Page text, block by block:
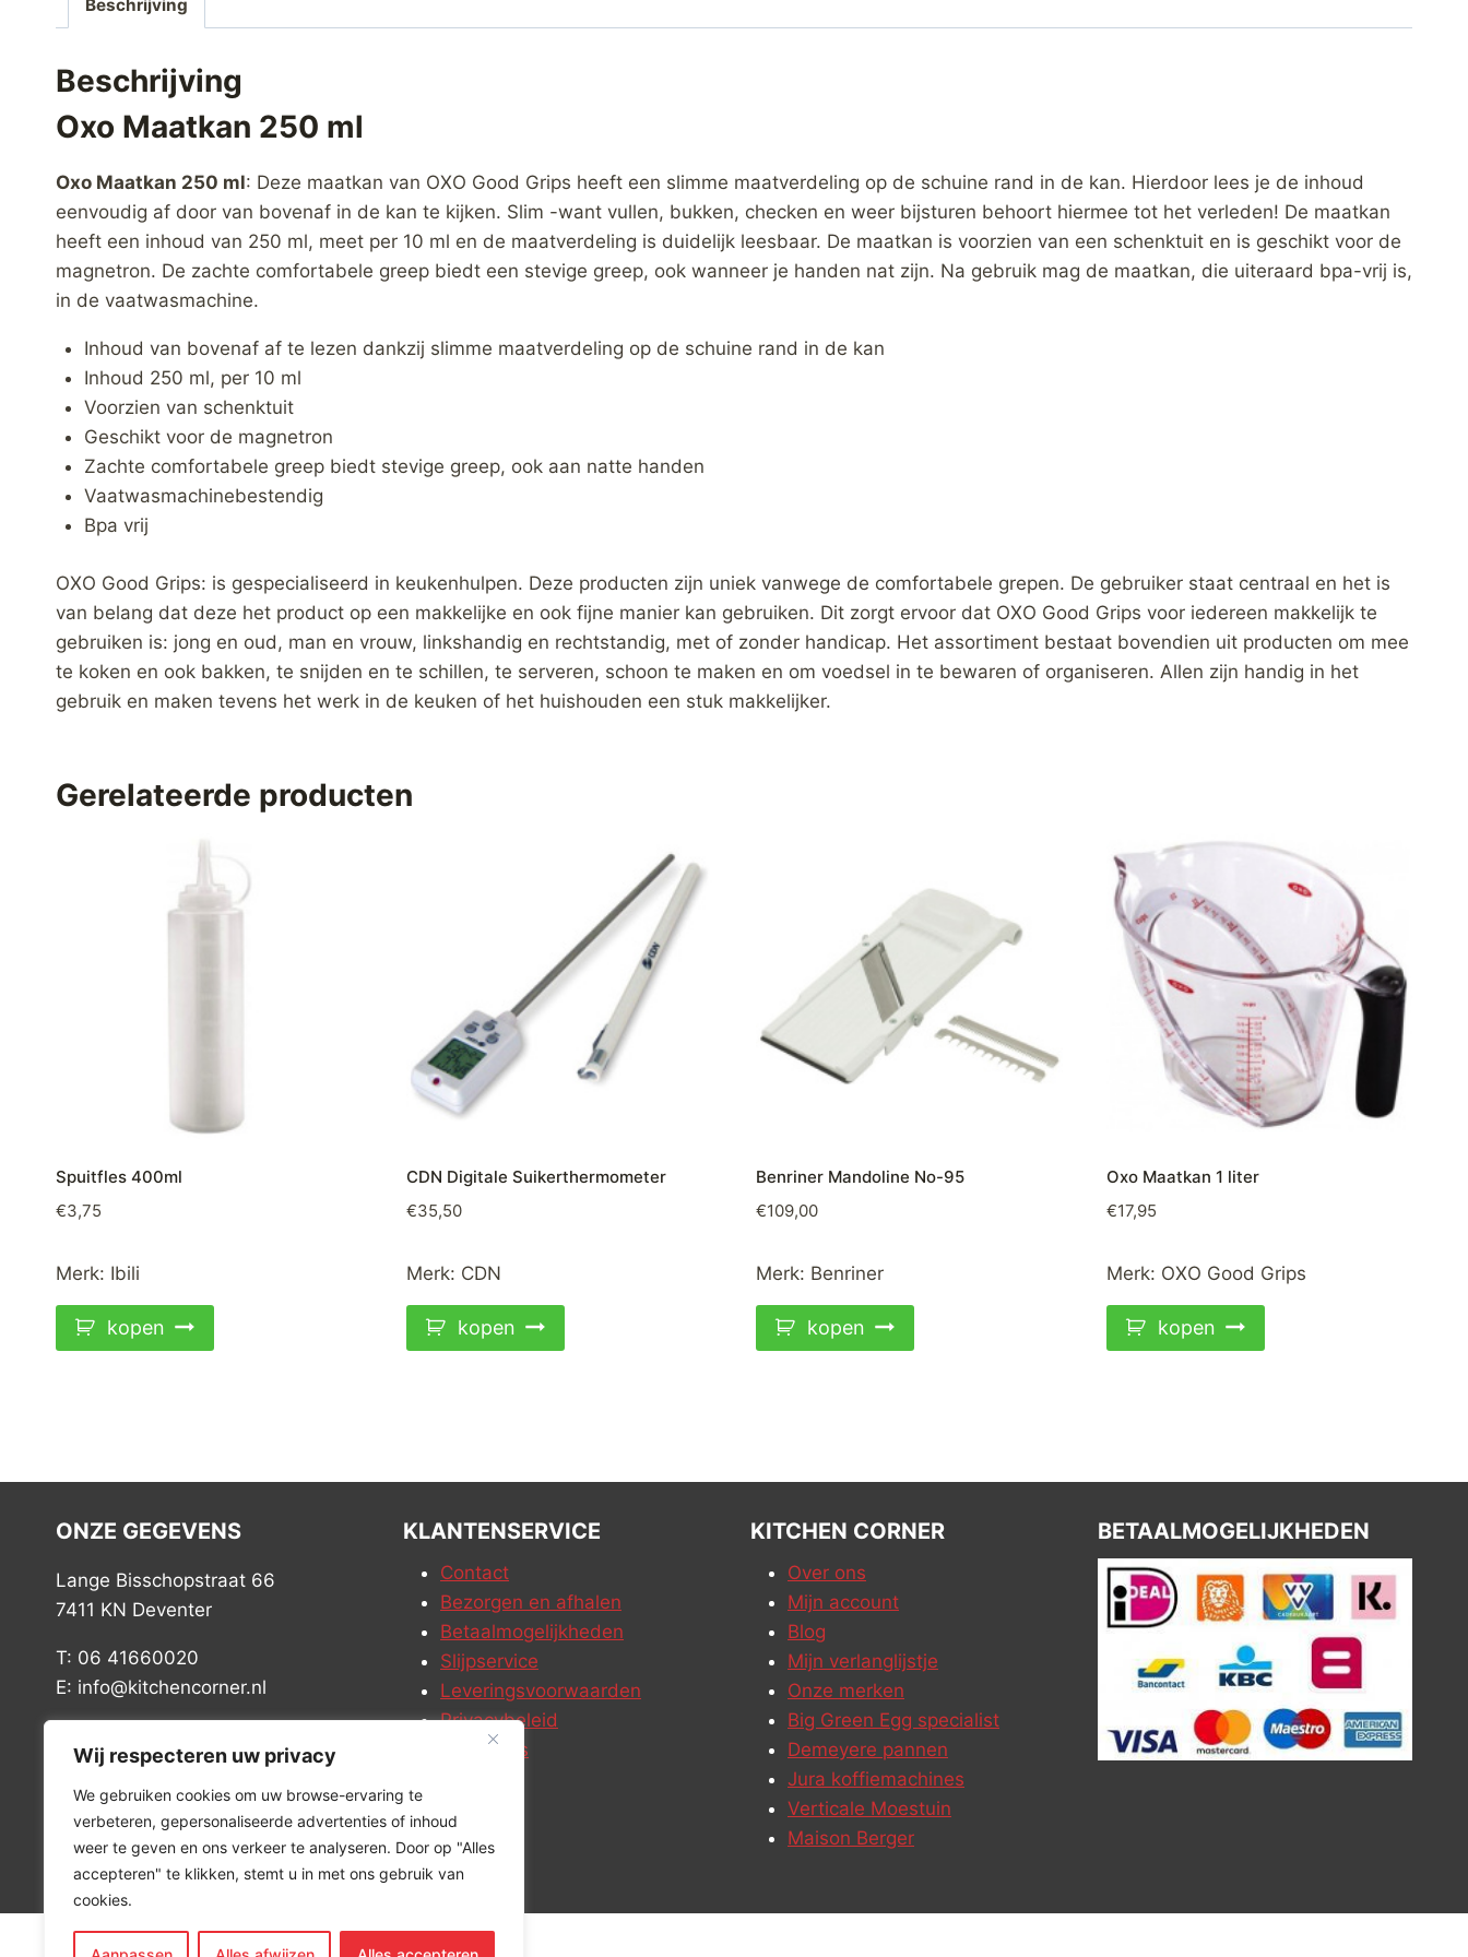
Wij respecteren uw privacy
We gebruiken cookies om uw browse-ervaring te
verbeteren, gepersonaliseerde advertenties of inhoud
weer te geven en ons verkeer te analyseren. Door op "Alles
accepteren" te klikken, stemt u in met ons gebruik van
cookies.
Beschrijving
Beschrijving
Oxo Maatkan 250 ml
Oxo Maatkan 250 ml: Deze maatkan van OXO Good Grips heeft een slimme maatverdeling op de schuine rand in de kan. Hierdoor lees je de inhoud
eenvoudig af door van bovenaf in de kan te kijken. Slim -want vullen, bukken, checken en weer bijsturen behoort hiermee tot het verleden! De maatkan
heeft een inhoud van 250 ml, meet per 10 ml en de maatverdeling is duidelijk leesbaar. De maatkan is voorzien van een schenktuit en is geschikt voor de
magnetron. De zachte comfortabele greep biedt een stevige greep, ook wanneer je handen nat zijn. Na gebruik mag de maatkan, die uiteraard bpa-vrij is,
in de vaatwasmachine.
Inhoud van bovenaf af te lezen dankzij slimme maatverdeling op de schuine rand in de kan
Inhoud 250 ml, per 10 ml
Voorzien van schenktuit
Geschikt voor de magnetron
Zachte comfortabele greep biedt stevige greep, ook aan natte handen
Vaatwasmachinebestendig
Bpa vrij
OXO Good Grips: is gespecialiseerd in keukenhulpen. Deze producten zijn uniek vanwege de comfortabele grepen. De gebruiker staat centraal en het is
van belang dat deze het product op een makkelijke en ook fijne manier kan gebruiken. Dit zorgt ervoor dat OXO Good Grips voor iedereen makkelijk te
gebruiken is: jong en oud, man en vrouw, linkshandig en rechtstandig, met of zonder handicap. Het assortiment bestaat bovendien uit producten om mee
te koken en ook bakken, te snijden en te schillen, te serveren, schoon te maken en om voedsel in te bewaren of organiseren. Allen zijn handig in het
gebruik en maken tevens het werk in de keuken of het huishouden een stuk makkelijker.
Gerelateerde producten
Spuitfles 400ml
€3,75
Merk: Ibili
kopen
CDN Digitale Suikerthermometer
€35,50
Merk: CDN
kopen
Benriner Mandoline No-95
€109,00
Merk: Benriner
kopen
Oxo Maatkan 1 liter
€17,95
Merk: OXO Good Grips
kopen
ONZE GEGEVENS
Lange Bisschopstraat 66
7411 KN Deventer
T: 06 41660020
E: info@kitchencorner.nl
BTW: NL001915997B81
KLANTENSERVICE
Contact
Bezorgen en afhalen
Betaalmogelijkheden
Slijpservice
Leveringsvoorwaarden
Privacybeleid
Vacatures
KITCHEN CORNER
Over ons
Mijn account
Blog
Mijn verlanglijstje
Onze merken
Big Green Egg specialist
Demeyere pannen
Jura koffiemachines
Verticale Moestuin
Maison Berger
BETAALMOGELIJKHEDEN